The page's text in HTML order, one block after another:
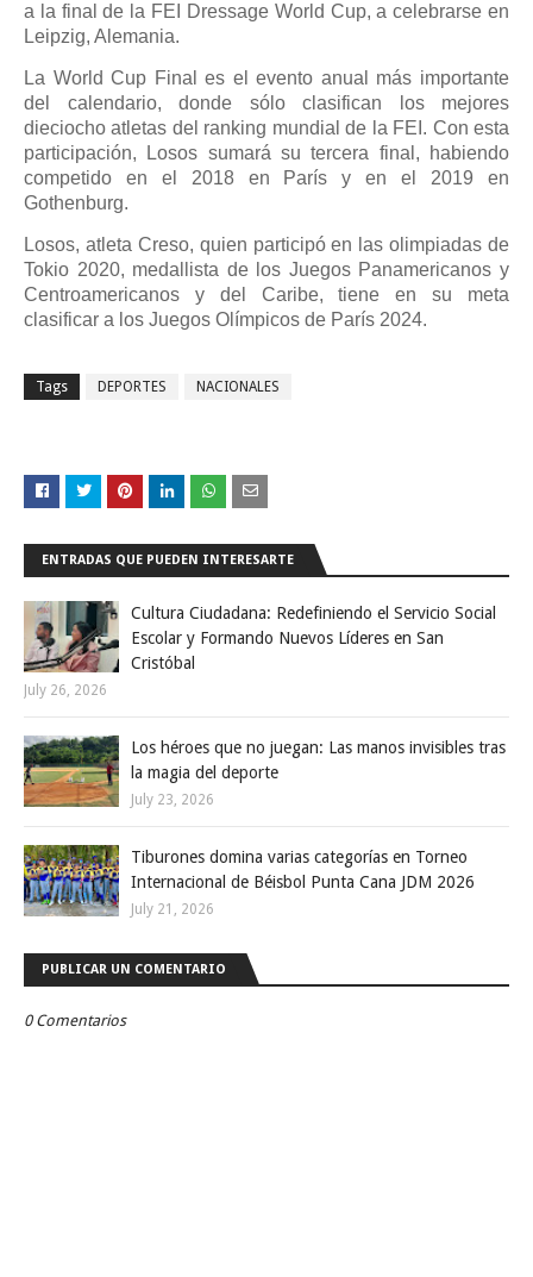
a la final de la FEI Dressage World Cup, a celebrarse en
Leipzig, Alemania.
La World Cup Final es el evento anual más importante
del calendario, donde sólo clasifican los mejores
dieciocho atletas del ranking mundial de la FEI. Con esta
participación, Losos sumará su tercera final, habiendo
competido en el 2018 en París y en el 2019 en
Gothenburg.
Losos, atleta Creso, quien participó en las olimpiadas de
Tokio 2020, medallista de los Juegos Panamericanos y
Centroamericanos y del Caribe, tiene en su meta
clasificar a los Juegos Olímpicos de París 2024.
Tags DEPORTES NACIONALES
ENTRADAS QUE PUEDEN INTERESARTE
Cultura Ciudadana: Redefiniendo el Servicio Social
Escolar y Formando Nuevos Líderes en San
Cristóbal
July 26, 2026
Los héroes que no juegan: Las manos invisibles tras
la magia del deporte
July 23, 2026
Tiburones domina varias categorías en Torneo
Internacional de Béisbol Punta Cana JDM 2026
July 21, 2026
PUBLICAR UN COMENTARIO
0 Comentarios